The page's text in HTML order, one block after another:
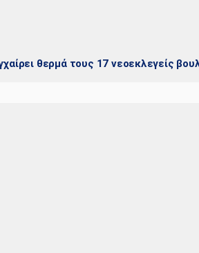
θερμά τους 17 νεοεκλεγείς